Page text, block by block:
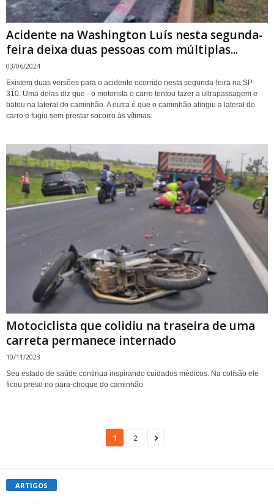
Acidente na Washington Luís nesta segunda-
feira deixa duas pessoas com múltiplas...
03/06/2024
Existem duas versões para o acidente ocorrido nesta segunda-feira na SP-
310. Uma delas diz que - o motorista o carro tentou fazer a ultrapassagem e
bateu na lateral do caminhão. A outra é que o caminhão atingiu a lateral do
carro e fugiu sem prestar socorro às vítimas.
Motociclista que colidiu na traseira de uma
carreta permanece internado
10/11/2023
Seu estado de saúde continua inspirando cuidados médicos. Na colisão ele
ficou preso no para-choque do caminhão
1 2
ARTIGOS